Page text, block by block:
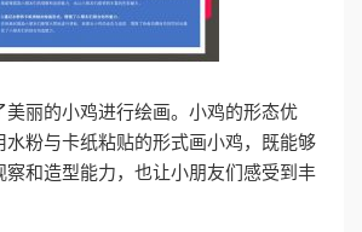
美丽的小鸡进行绘画。小鸡的形态优
水粉与卡纸粘贴的形式画小鸡，既能够
察和造型能力，也让小朋友们感受到丰